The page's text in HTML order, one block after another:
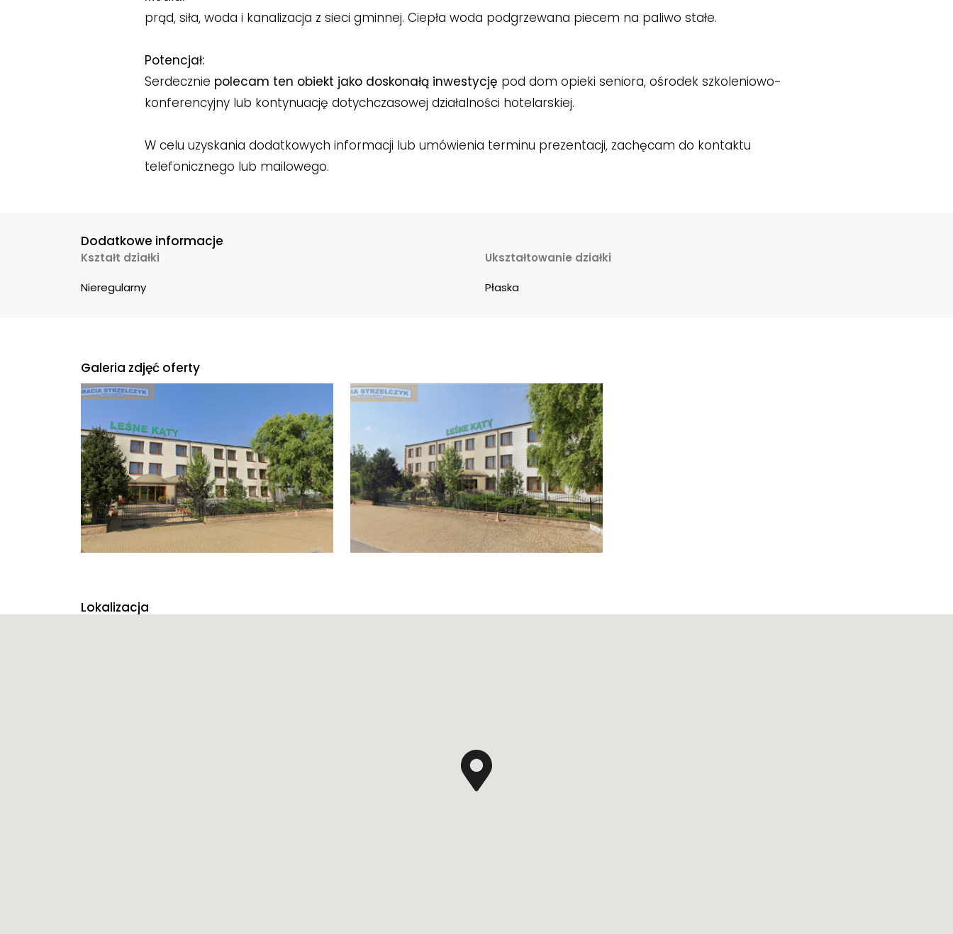
prąd, siła, woda i kanalizacja z sieci gminnej. Ciepła woda podgrzewana piecem na paliwo stałe.
Potencjał:
Serdecznie polecam ten obiekt jako doskonałą inwestycję pod dom opieki seniora, ośrodek szkoleniowo-
konferencyjny lub kontynuację dotychczasowej działalności hotelarskiej.
W celu uzyskania dodatkowych informacji lub umówienia terminu prezentacji, zachęcam do kontaktu
telefonicznego lub mailowego.
Dodatkowe informacje
Kształt działki
Nieregularny
Ukształtowanie działki
Płaska
Galeria zdjęć oferty
Lokalizacja